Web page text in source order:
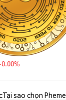
Tại sao chọn